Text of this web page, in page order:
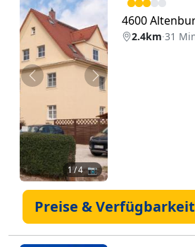
Zurück Weiter
1/ 4 📷
4600
2.4km·31
Preise &